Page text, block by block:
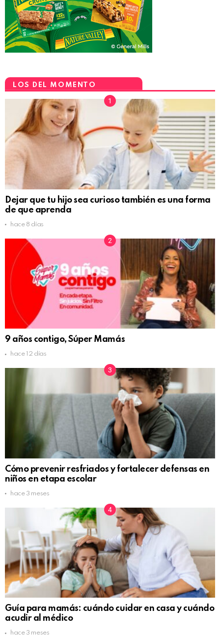
LOS DEL MOMENTO
Dejar que tu hijo sea curioso también es una forma
de que aprenda
hace 8 días
9 años contigo, Súper Mamás
hace 12 días
Cómo prevenir resfriados y fortalecer defensas en
niños en etapa escolar
hace 3 meses
Guía para mamás: cuándo cuidar en casa y cuándo
acudir al médico
hace 3 meses